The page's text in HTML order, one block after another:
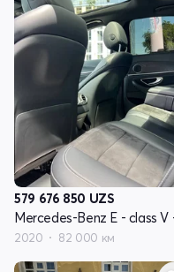
579 676 850 UZS
2020 82 000 км